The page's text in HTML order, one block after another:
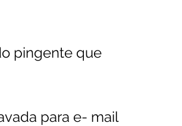
pingente que
para e- mail